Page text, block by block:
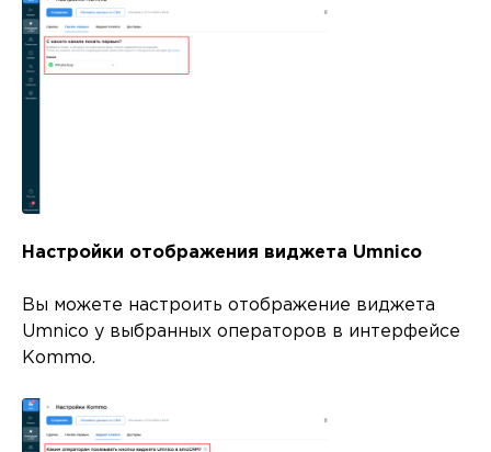
Настройки отображения виджета Umnico
Вы можете настроить отображение виджета
Umnico у выбранных операторов в интерфейсе
Kommo.